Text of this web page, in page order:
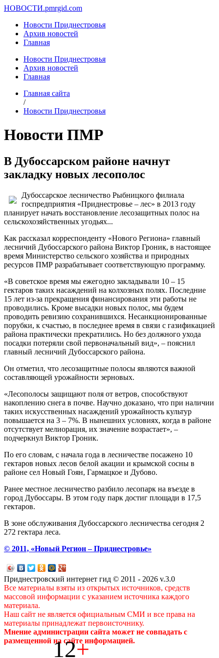
НОВОСТИ.pmrgid.com
Новости Приднестровья
Архив новостей
Главная
Новости Приднестровья
Архив новостей
Главная
Главная сайта
/
Новости Приднестровья
Новости ПМР
В Дубоссарском районе начнут
закладку новых лесополос
Дубоссарское лесничество Рыбницкого филиала
госпредприятия «Приднестровье – лес» в 2013 году
планирует начать восстановление лесозащитных полос на
сельскохозяйственных угодьях...
Как рассказал корреспонденту «Нового Региона» главный
лесничий Дубоссарского района Виктор Гроник, в настоящее
время Министерство сельского хозяйства и природных
ресурсов ПМР разрабатывает соответствующую программу.
«В советское время мы ежегодно закладывали 10 – 15
гектаров таких насаждений на колхозных полях. Последние
15 лет из-за прекращения финансирования эти работы не
проводились. Кроме высадки новых полос, мы будем
проводить ревизию сохранившихся. Несанкционированные
порубки, к счастью, в последнее время в связи с газификацией
района практически прекратились. Но без должного ухода
посадки потеряли свой первоначальный вид», – пояснил
главный лесничий Дубоссарского района.
Он отметил, что лесозащитные полосы являются важной
составляющей урожайности зерновых.
«Лесополосы защищают поля от ветров, способствуют
накоплению снега в почве. Научно доказано, что при наличии
таких искусственных насаждений урожайность культур
повышается на 3 – 7%. В нынешних условиях, когда в районе
отсутствует мелиорация, их значение возрастает», –
подчеркнул Виктор Гроник.
По его словам, с начала года в лесничестве посажено 10
гектаров новых лесов белой акации и крымской сосны в
районе сел Новый Гоян, Гармацкое и Дубово.
Ранее местное лесничество разбило лесопарк на въезде в
город Дубоссары. В этом году парк достиг площади в 17,5
гектаров.
В зоне обслуживания Дубоссарского лесничества сегодня 2
272 гектара леса.
© 2011, «Новый Регион – Приднестровье»
Приднестровский интернет гид © 2011 - 2026 v.3.0
Все материалы взяты из открытых источников, средств
массовой информации с указанием источника каждого
материала.
Наш сайт не является официальным СМИ и все права на
материалы принадлежат первоисточнику.
Мнение администрации сайта может не совпадать с
размещенной на сайте информацией.
12+